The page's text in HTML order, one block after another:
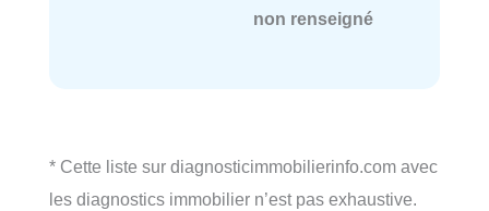
non renseigné
* Cette liste sur diagnosticimmobilierinfo.com avec
les diagnostics immobilier n’est pas exhaustive.